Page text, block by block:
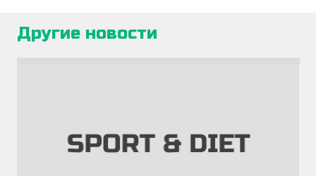
Другие новости